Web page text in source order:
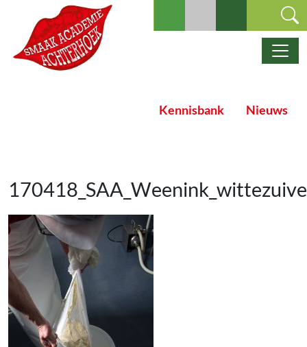
Ga naar de inhoud
Hoofdnavigatie
Kennisbank Nieuws